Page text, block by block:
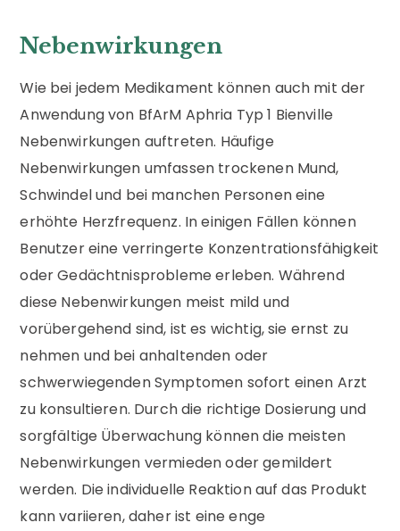
Nebenwirkungen
Wie bei jedem Medikament können auch mit der
Anwendung von BfArM Aphria Typ 1 Bienville
Nebenwirkungen auftreten. Häufige
Nebenwirkungen umfassen trockenen Mund,
Schwindel und bei manchen Personen eine
erhöhte Herzfrequenz. In einigen Fällen können
Benutzer eine verringerte Konzentrationsfähigkeit
oder Gedächtnisprobleme erleben. Während
diese Nebenwirkungen meist mild und
vorübergehend sind, ist es wichtig, sie ernst zu
nehmen und bei anhaltenden oder
schwerwiegenden Symptomen sofort einen Arzt
zu konsultieren. Durch die richtige Dosierung und
sorgfältige Überwachung können die meisten
Nebenwirkungen vermieden oder gemildert
werden. Die individuelle Reaktion auf das Produkt
kann variieren, daher ist eine enge